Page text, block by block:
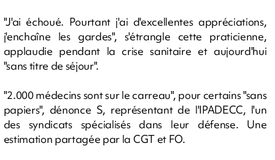
"J'ai échoué. Pourtant j'ai d'excellentes appréciations,
j'enchaîne les gardes", s'étrangle cette praticienne,
applaudie pendant la crise sanitaire et aujourd'hui
"sans titre de séjour".
"2.000 médecins sont sur le carreau", pour certains "sans
papiers", dénonce S, représentant de l'IPADECC, l'un
des syndicats spécialisés dans leur défense. Une
estimation partagée par la CGT et FO.